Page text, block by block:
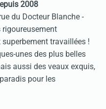
2008
du Docteur Blanche -
rigoureusement
travaillées !
unes des plus belles
aussi des veaux exquis,
pour les